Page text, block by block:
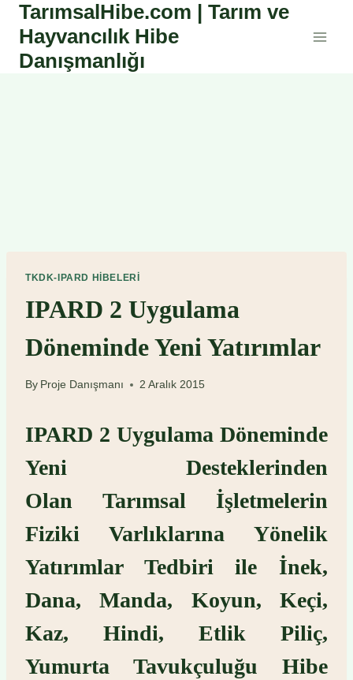
Skip
content
TarımsalHibe.com | Tarım ve
Hayvancılık Hibe
Danışmanlığı
TKDK-IPARD HIBELERI
IPARD 2 Uygulama
Döneminde Yeni Yatırımlar
By Proje Danışmanı 2 Aralık 2015
IPARD 2 Uygulama Döneminde
Yeni Desteklerinden
Olan Tarımsal İşletmelerin
Fiziki Varlıklarına Yönelik
Yatırımlar Tedbiri ile İnek,
Dana, Manda, Koyun, Keçi,
Kaz, Hindi, Etlik Piliç,
Yumurta Tavukçuluğu Hibe